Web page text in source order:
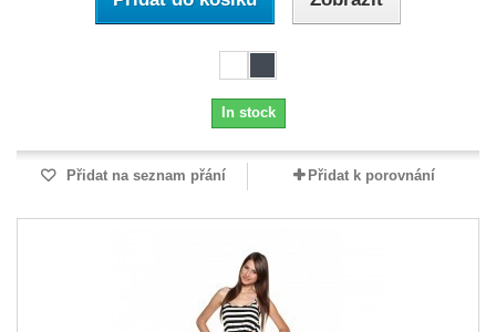
In stock
Přidat na seznam přání Přidat k porovnání